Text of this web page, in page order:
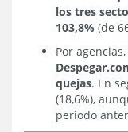
los tres
103,8% (de
Por agencias,
quejas. En
(18,6%),
periodo